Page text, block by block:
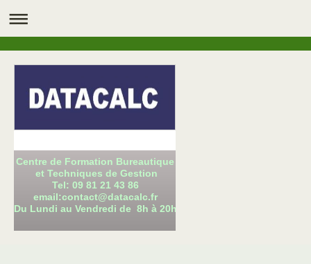
Centre de Formation Bureautique
et Techniques de Gestion
Tel: 09 81 21 43 86
email:contact@datacalc.fr
Du Lundi au Vendredi de 8h à 20h